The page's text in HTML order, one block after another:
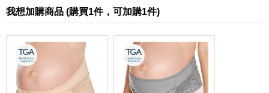
我想加購商品 (購買1件，可加購1件)